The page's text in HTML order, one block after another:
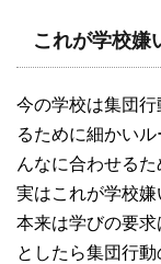
これが学校嫌
今の学校は集団
るために細かい
んなに合わせる
実はこれが学校嫌
本来は学びの要
としたら集団行